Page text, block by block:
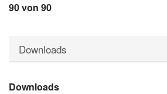
90 von 90
Downloads
Downloads